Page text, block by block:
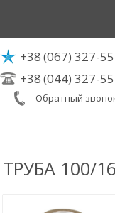
+38(067) 327-
+38(044) 327-
Обратный
ТРУБА 100/